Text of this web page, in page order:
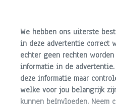
We hebben ons uiterste
in deze advertentie correct
echter geen rechten
informatie in de
deze informatie maar
welke voor jou belangrijk
kunnen beïnvloeden. Neem